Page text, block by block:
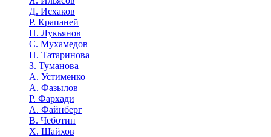
Д. Исхаков
Р. Крапаней
Н. Лукьянов
С. Мухамедов
Н. Татаринова
З. Туманова
А. Устименко
А. Фазылов
Р. Фархади
А. Файнберг
В. Чеботин
Х. Шайхов